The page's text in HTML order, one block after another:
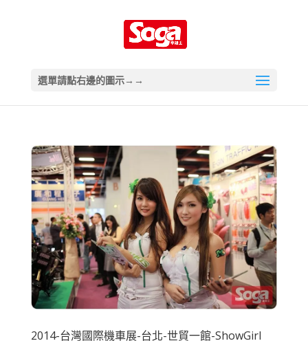
選單請點右邊的圖示→→
2014-台灣國際機車展-台北-世貿一館-ShowGirl